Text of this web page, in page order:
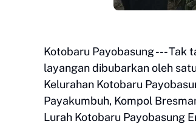
Kotobaru Payobasung --- Tak
layangan dibubarkan oleh
Kelurahan Kotobaru
Payakumbuh, Kompol
Lurah Kotobaru Payobasung